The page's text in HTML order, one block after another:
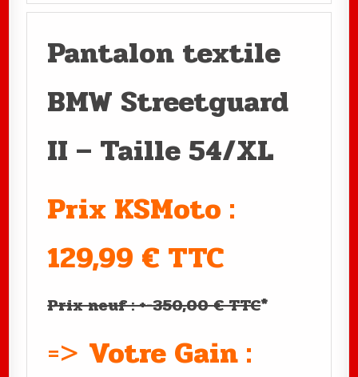
Pantalon textile
BMW Streetguard
II – Taille 54/XL
Prix KSMoto :
129,99 € TTC
Prix neuf : +-350,00 € TTC*
=> Votre Gain :